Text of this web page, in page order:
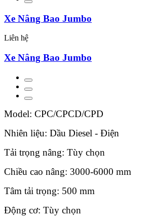
Xe Nâng Bao Jumbo
Liên hệ
Xe Nâng Bao Jumbo
Model: CPC/CPCD/CPD
Nhiên liệu: Dầu Diesel - Điện
Tải trọng nâng: Tùy chọn
Chiều cao nâng: 3000-6000 mm
Tâm tải trọng: 500 mm
Động cơ: Tùy chọn